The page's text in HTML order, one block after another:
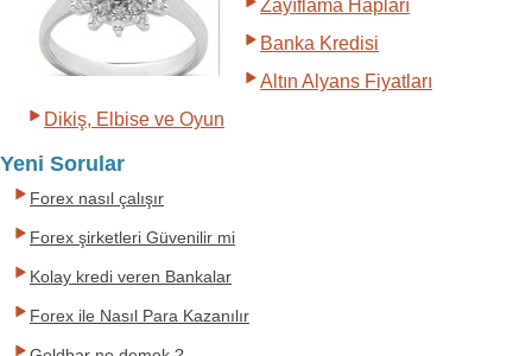
Zayıflama Hapları
Banka Kredisi
Altın Alyans Fiyatları
Dikiş, Elbise ve Oyun
Yeni Sorular
Forex nasıl çalışır
Forex şirketleri Güvenilir mi
Kolay kredi veren Bankalar
Forex ile Nasıl Para Kazanılır